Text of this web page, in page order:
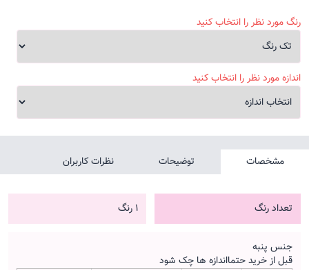
رنگ مورد نظر را انتخاب کنید
اندازه مورد نظر را انتخاب کنید
مشخصات توضیحات نظرات کاربران
تعداد رنگ 1 رنگ
جنس پنبه
قبل از خرید حتمااندازه ها چک شود